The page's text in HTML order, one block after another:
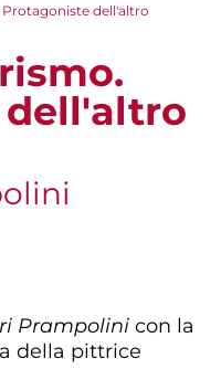
dell'altro
Prampolini con la
della pittrice